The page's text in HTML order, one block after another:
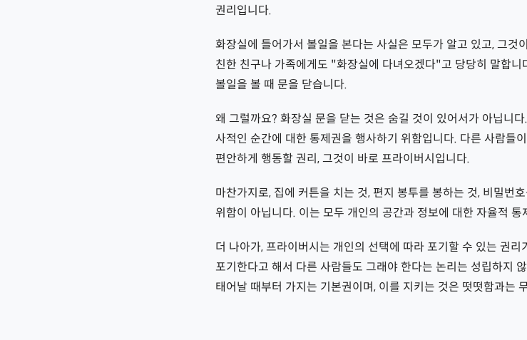
권리입니다.
화장실에 들어가서 볼일을 본다는 사실은 모두가 알고 있고, 그것
친한 친구나 가족에게도 "화장실에 다녀오겠다"고 당당히 말합니
볼일을 볼 때 문을 닫습니다.
왜 그럴까요? 화장실 문을 닫는 것은 숨길 것이 있어서가 아닙니
사적인 순간에 대한 통제권을 행사하기 위함입니다. 다른 사람들
편안하게 행동할 권리, 그것이 바로 프라이버시입니다.
마찬가지로, 집에 커튼을 치는 것, 편지 봉투를 봉하는 것, 비밀번
위함이 아닙니다. 이는 모두 개인의 공간과 정보에 대한 자율적
더 나아가, 프라이버시는 개인의 선택에 따라 포기할 수 있는 권
포기한다고 해서 다른 사람들도 그래야 한다는 논리는 성립하지
태어날 때부터 가지는 기본권이며, 이를 지키는 것은 떳떳함과는